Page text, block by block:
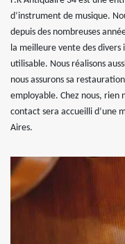
d’instrument de musique.
depuis des nombreuses
la meilleure vente des
utilisable. Nous réalisons
nous assurons sa
employable. Chez nous, rien
contact sera accueilli d’une
Aires.